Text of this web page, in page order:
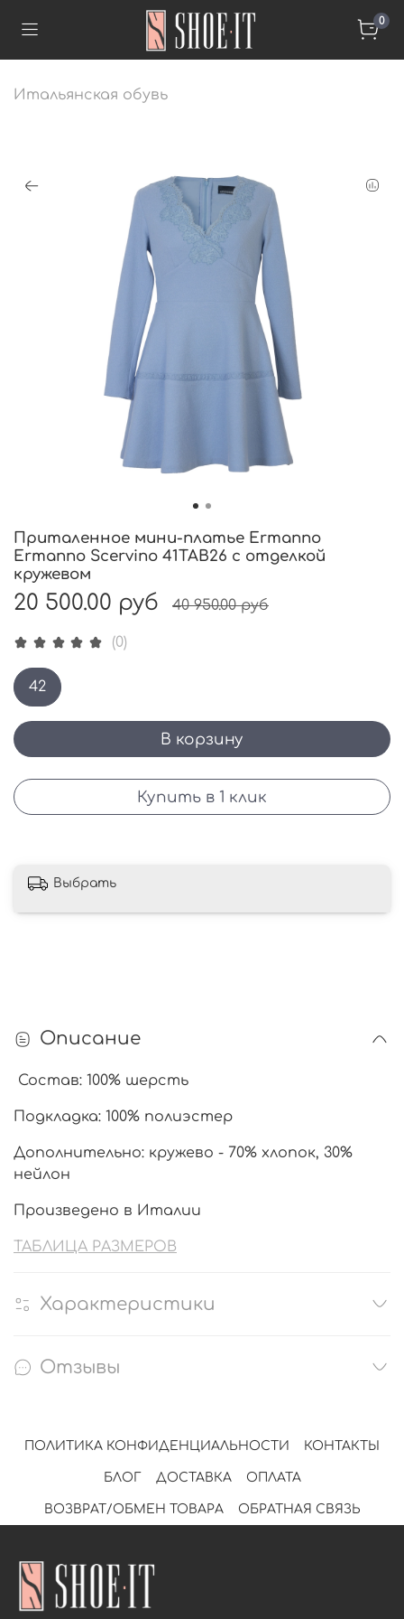
0
Итальянская обувь
(0)
Приталенное мини-платье Ermanno
Ermanno Scervino 41TAB26 с отделкой
кружевом
20 500.00 руб 40 950.00 руб
В корзину
Купить в 1 клик
42
Выбрать
Описание
Состав: 100% шерсть
Подкладка: 100% полиэстер
Дополнительно: кружево - 70% хлопок, 30%
нейлон
Произведено в Италии
ТАБЛИЦА РАЗМЕРОВ
Характеристики
Отзывы
ПОЛИТИКА КОНФИДЕНЦИАЛЬНОСТИ КОНТАКТЫ
БЛОГ ДОСТАВКА ОПЛАТА
ВОЗВРАТ/ОБМЕН ТОВАРА ОБРАТНАЯ СВЯЗЬ